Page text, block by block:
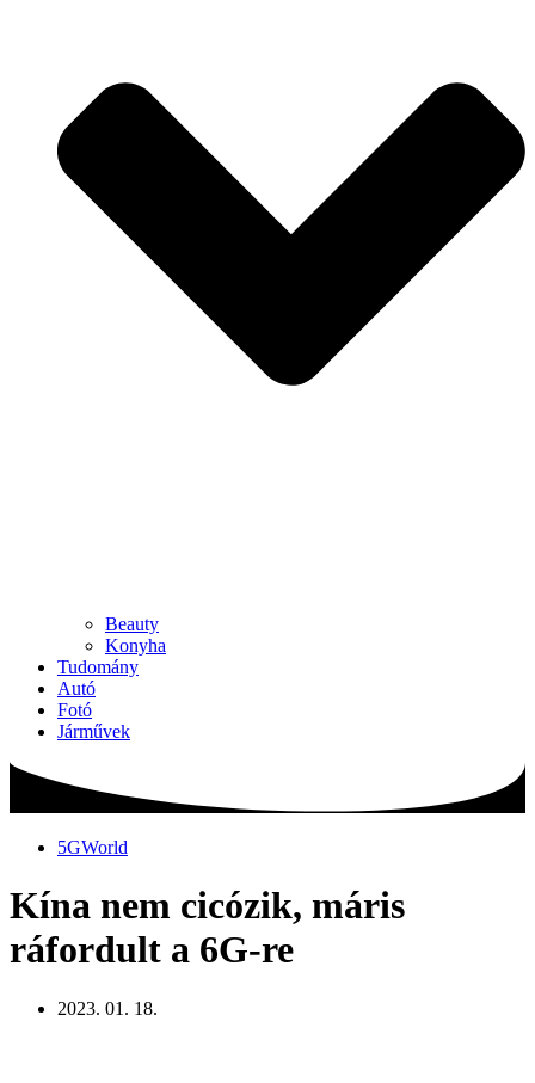
Beauty
Konyha
Tudomány
Autó
Fotó
Járművek
5GWorld
Kína nem cicózik, máris
ráfordult a 6G-re
2023. 01. 18.